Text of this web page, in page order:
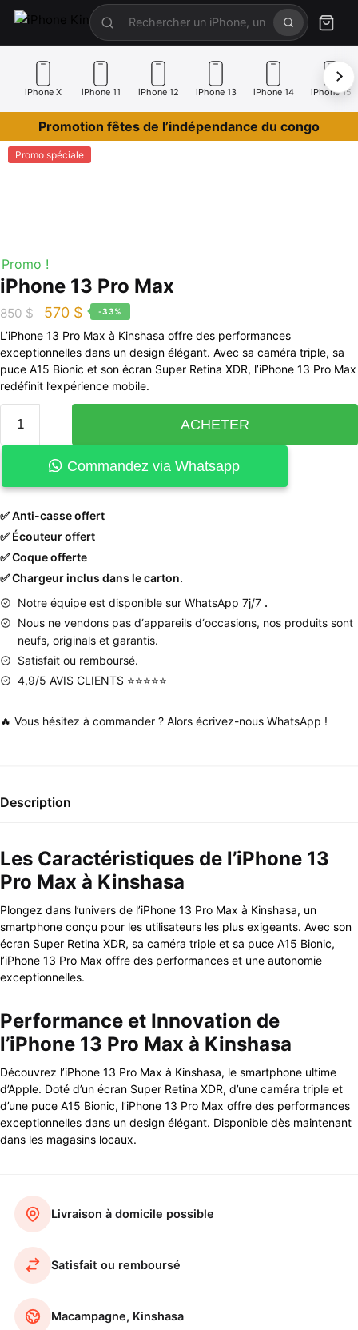
iPhone X iPhone 11 iPhone 12 iPhone 13 iPhone 14 iPhone 15
Promotion fêtes de l’indépendance du congo
Promo spéciale
Promo !
iPhone 13 Pro Max
850$ 570 $ -33%
L’iPhone 13 Pro Max à Kinshasa offre des performances
exceptionnelles dans un design élégant. Avec sa caméra triple, sa
puce A15 Bionic et son écran Super Retina XDR, l’iPhone 13 Pro Max
redéfinit l’expérience mobile.
ACHETER
Commandez via Whatsapp
✅ Anti-casse offert
✅ Écouteur offert
✅ Coque offerte
✅ Chargeur inclus dans le carton.
Notre équipe est disponible sur WhatsApp 7j/7 .
Nous ne vendons pas d‘appareils d‘occasions, nos produits sont
neufs, originals et garantis.
Satisfait ou remboursé.
4,9/5 AVIS CLIENTS ⭐⭐⭐⭐⭐
🔥 Vous hésitez à commander ? Alors écrivez-nous WhatsApp !
Description
Les Caractéristiques de l’iPhone 13
Pro Max à Kinshasa
Plongez dans l’univers de l’iPhone 13 Pro Max à Kinshasa, un
smartphone conçu pour les utilisateurs les plus exigeants. Avec son
écran Super Retina XDR, sa caméra triple et sa puce A15 Bionic,
l’iPhone 13 Pro Max offre des performances et une autonomie
exceptionnelles.
Performance et Innovation de
l’iPhone 13 Pro Max à Kinshasa
Découvrez l’iPhone 13 Pro Max à Kinshasa, le smartphone ultime
d’Apple. Doté d’un écran Super Retina XDR, d’une caméra triple et
d’une puce A15 Bionic, l’iPhone 13 Pro Max offre des performances
exceptionnelles dans un design élégant. Disponible dès maintenant
dans les magasins locaux.
Livraison à domicile possible
Satisfait ou remboursé
Macampagne, Kinshasa